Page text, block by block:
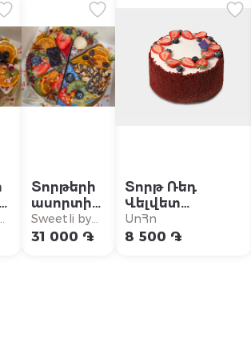
Տորթերի
ասորտի
N1
(առանց
Sweetli by
Lilit
31 000 ֏
Տորթ Ռեդ
Վելվետ
Հատապտղային
փոքր
ՍոՀո
8 500 ֏